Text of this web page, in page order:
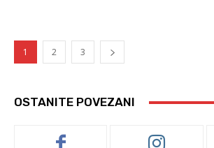
1 2 3
OSTANITE POVEZANI